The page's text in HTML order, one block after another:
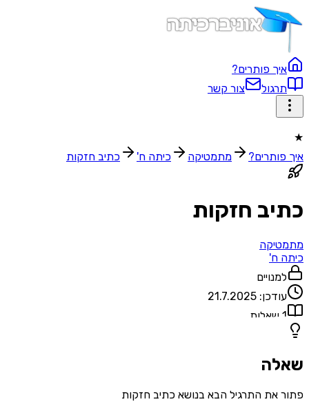
איך פותרים?
תרגול
צור קשר
★
איך פותרים?
מתמטיקה כיתה ח' כתיב חזקות
כתיב חזקות
מתמטיקה
כיתה ח'
למנויים
עודכן: 21.7.2025
1 שאלות
שאלה
פתור את התרגיל הבא בנושא כתיב חזקות